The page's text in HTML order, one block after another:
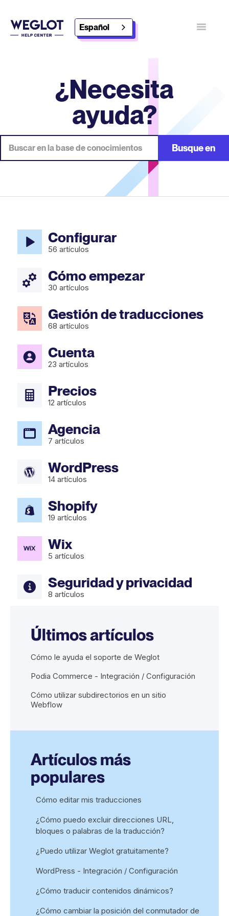
Español
Alternar
Descubra Weglot
Busque en
Configurar
56 artículos
Cómo empezar
30 artículos
Gestión de traducciones
68 artículos
Cuenta
23 artículos
Precios
12 artículos
Agencia
7 artículos
WordPress
14 artículos
Shopify
19 artículos
Wix
5 artículos
Seguridad y privacidad
8 artículos
Últimos artículos
Cómo le ayuda el soporte de Weglot
Podia Commerce - Integración / Configuración
Cómo utilizar subdirectorios en un sitio
Webflow
Artículos más
populares
Cómo editar mis traducciones
¿Cómo puedo excluir direcciones URL,
bloques o palabras de la traducción?
¿Puedo utilizar Weglot gratuitamente?
WordPress - Integración / Configuración
¿Cómo traducir contenidos dinámicos?
¿Cómo cambiar la posición del conmutador de
¿Necesita
ayuda?